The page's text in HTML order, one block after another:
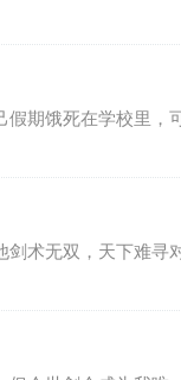
期饿死在学校里，
术无双，天下难寻